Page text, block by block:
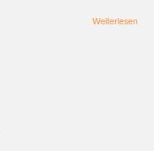
Weiterlesen